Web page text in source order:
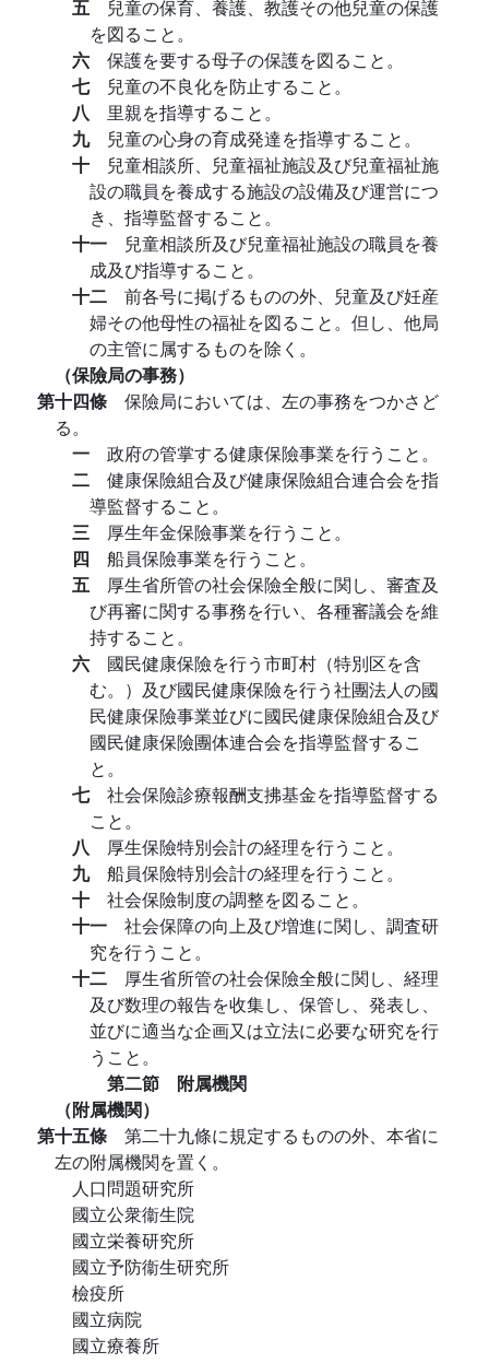
五 兒童の保育、養護、教護その他兒童の保護
を図ること。
六 保護を要する母子の保護を図ること。
七 兒童の不良化を防止すること。
八 里親を指導すること。
九 兒童の心身の育成発達を指導すること。
十 兒童相談所、兒童福祉施設及び兒童福祉施
設の職員を養成する施設の設備及び運営につ
き、指導監督すること。
十一 兒童相談所及び兒童福祉施設の職員を養
成及び指導すること。
十二 前各号に掲げるものの外、兒童及び妊産
婦その他母性の福祉を図ること。但し、他局
の主管に属するものを除く。
（保險局の事務）
第十四條 保險局においては、左の事務をつかさど
る。
一 政府の管掌する健康保險事業を行うこと。
二 健康保險組合及び健康保險組合連合会を指
導監督すること。
三 厚生年金保險事業を行うこと。
四 船員保險事業を行うこと。
五 厚生省所管の社会保險全般に関し、審査及
び再審に関する事務を行い、各種審議会を維
持すること。
六 國民健康保險を行う市町村（特別区を含
む。）及び國民健康保險を行う社團法人の國
民健康保險事業並びに國民健康保險組合及び
國民健康保險團体連合会を指導監督するこ
と。
七 社会保險診療報酬支拂基金を指導監督する
こと。
八 厚生保險特別会計の経理を行うこと。
九 船員保險特別会計の経理を行うこと。
十 社会保險制度の調整を図ること。
十一 社会保障の向上及び増進に関し、調査研
究を行うこと。
十二 厚生省所管の社会保險全般に関し、経理
及び数理の報告を收集し、保管し、発表し、
並びに適当な企画又は立法に必要な研究を行
うこと。
第二節 附属機関
（附属機関）
第十五條 第二十九條に規定するものの外、本省に
左の附属機関を置く。
人口問題研究所
國立公衆衞生院
國立栄養研究所
國立予防衞生研究所
檢疫所
國立病院
國立療養所